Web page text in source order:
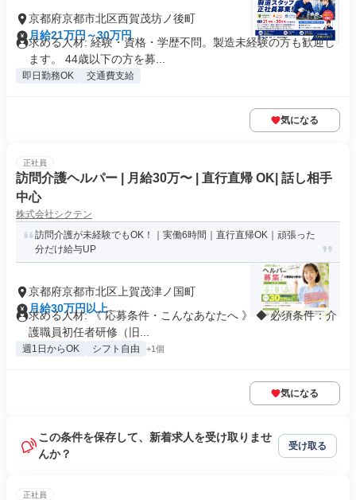
京都府京都市北区西賀茂坊ノ後町
月給21万円～30万円
求める人材: 経験・資格・学歴不問。製造未経験の方も歓迎し
ます。 44歳以下の方を募...
即日勤務OK 交通費支給
気になる
正社員
訪問介護ヘルパー | 月給30万〜 | 直行直帰 OK| 話し相手
中心
株式会社シクテン
訪問介護が未経験でもOK！｜実働6時間｜直行直帰OK｜頑張った
分だけ給与UP
京都府京都市北区上賀茂津ノ国町
月給30万円以上
求める人材: 《 応募条件・こんなあなたへ 》 ◆ 必須条件：介
護職員初任者研修（旧...
週1日からOK シフト自由 +1個
気になる
この条件を保存して、新着求人を受け取りませ
んか？
受け取る
正社員